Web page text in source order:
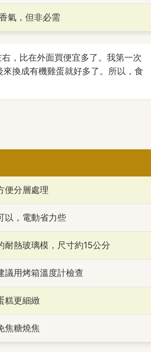
氣，但非必需
，比在外面買便宜多了。我第一次
換成有機雞蛋就好多了。所以，食
便分層處理
以，電動省力些
耐熱玻璃模，尺寸約15公分
議用烤箱溫度計檢查
糕更細緻
焦糖燒焦